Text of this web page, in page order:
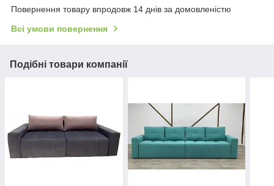
Повернення товару впродовж 14 днів за домовленістю
Всі умови повернення
Подібні товари компанії